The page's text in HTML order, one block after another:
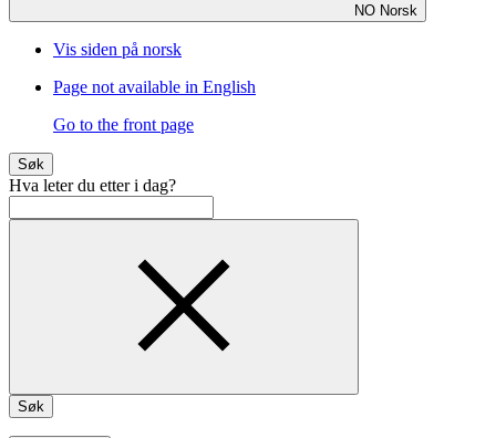
NO Norsk
Vis siden på norsk
Page not available in English
Go to the front page
Søk
Hva leter du etter i dag?
Søk